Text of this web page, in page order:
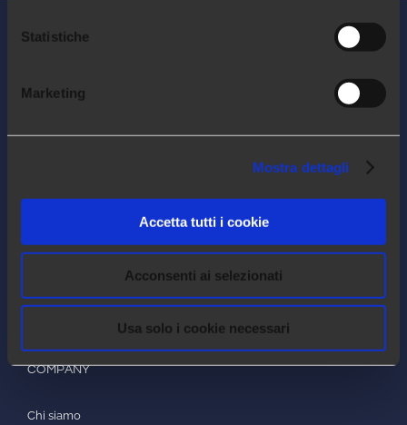
Statistiche
Marketing
Mostra dettagli
Accetta tutti i cookie
Acconsenti ai selezionati
Usa solo i cookie necessari
nello sviluppo di software cloud per il
settore delle risorse umane.
COMPANY
Chi siamo